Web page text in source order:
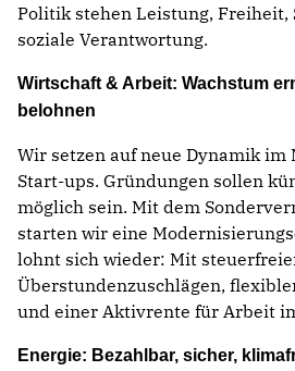
Politik stehen Leistung, Freiheit,
soziale Verantwortung.
Wirtschaft & Arbeit: Wachstum
belohnen
Wir setzen auf neue Dynamik
Start-ups. Gründungen sollen
möglich sein. Mit dem
starten wir eine
lohnt sich wieder: Mit
Überstundenzuschlägen,
und einer Aktivrente für Arbeit
Energie: Bezahlbar, sicher,